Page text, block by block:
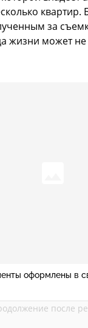
квартир.
за
жизни может не
оформлены в